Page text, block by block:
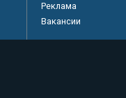
Реклама
Вакансии